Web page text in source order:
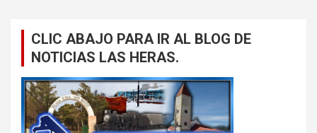
CLIC ABAJO PARA IR AL BLOG DE
NOTICIAS LAS HERAS.